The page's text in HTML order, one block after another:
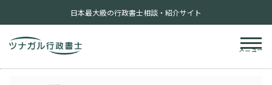
日本最大級の行政書士相談・紹介サイト
メニュー